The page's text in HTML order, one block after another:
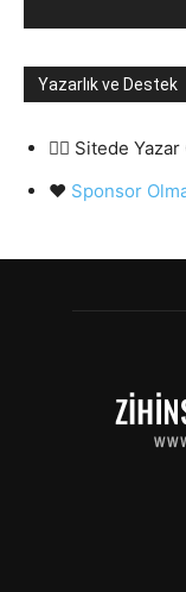
Yazarlık ve Destek
✍🏻 Sitede Yazar
❤️ Sponsor